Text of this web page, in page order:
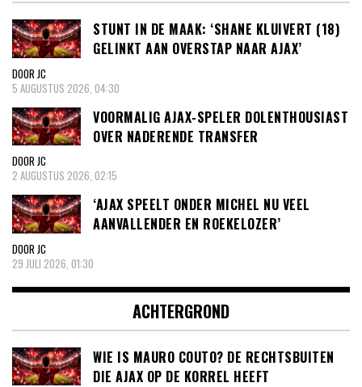
STUNT IN DE MAAK: ‘SHANE KLUIVERT (18)
GELINKT AAN OVERSTAP NAAR AJAX’
DOOR JC
5 AUGUSTUS 2026, 04:30
VOORMALIG AJAX-SPELER DOLENTHOUSIAST
OVER NADERENDE TRANSFER
DOOR JC
2 AUGUSTUS 2026, 02:15
‘AJAX SPEELT ONDER MICHEL NU VEEL
AANVALLENDER EN ROEKELOZER’
DOOR JC
29 JULI 2026, 01:30
ACHTERGROND
WIE IS MAURO COUTO? DE RECHTSBUITEN
DIE AJAX OP DE KORREL HEEFT